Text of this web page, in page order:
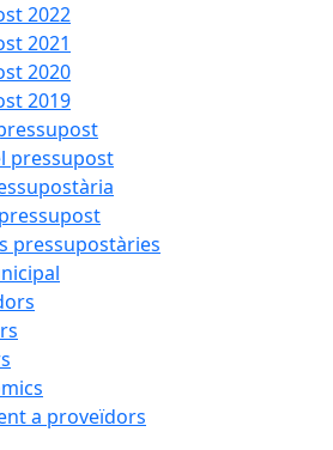
2022
2021
2020
2019
pressupost
pressupostàries
a proveïdors